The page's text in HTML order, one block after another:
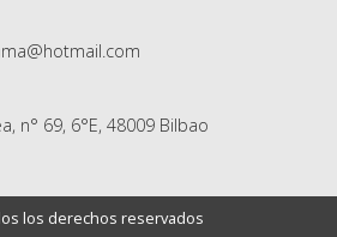
n° 69, 6°E, 48009 Bilbao
los derechos reservados